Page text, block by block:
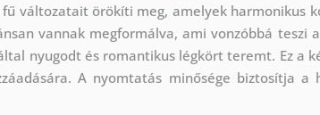
változatait örökíti meg, amelyek harmonikus
vannak megformálva, ami vonzóbbá
nyugodt és romantikus légkört teremt. Ez a
A nyomtatás minősége biztosítja